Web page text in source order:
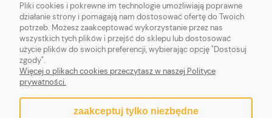
Pliki cookies i pokrewne im technologie umożliwiają poprawne
działanie strony i pomagają nam dostosować ofertę do Twoich
potrzeb. Możesz zaakceptować wykorzystanie przez nas
wszystkich tych plików i przejść do sklepu lub dostosować
użycie plików do swoich preferencji, wybierając opcję "Dostosuj
zgody".
Więcej o plikach cookies przeczytasz w naszej Polityce
prywatności.
zaakceptuj tylko niezbędne